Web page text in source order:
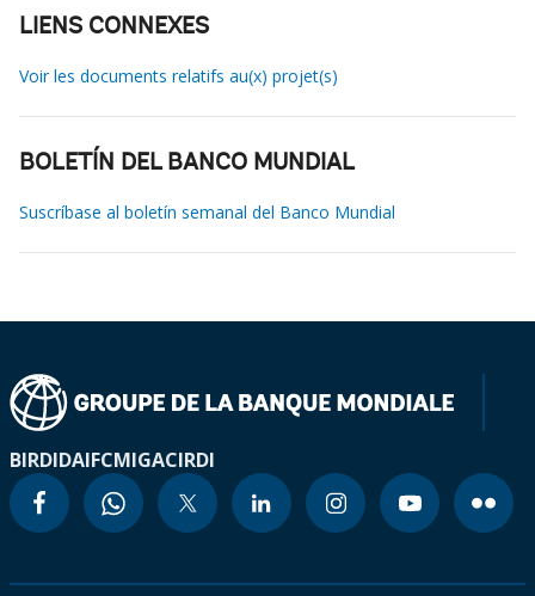
LIENS CONNEXES
Voir les documents relatifs au(x) projet(s)
BOLETÍN DEL BANCO MUNDIAL
Suscríbase al boletín semanal del Banco Mundial
BIRDIDAIFCMIGACIRDI